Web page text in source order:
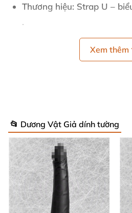
Thương hiệu: Strap U –
.
: Đen huyền bí,
chỉnh linh hoạt, ôm sát eo
hoàn hảo.
Chất liệu : Vải co giãn cao
đẹp theo thời gian.
Kích cỡ: Đa dạng từ S đến
Xem thêm
📂 Dương Vật Giả dính tường